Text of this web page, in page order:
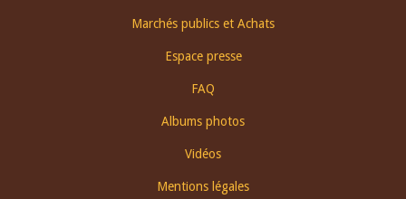
Marchés publics et Achats
Espace presse
FAQ
Albums photos
Vidéos
Mentions légales